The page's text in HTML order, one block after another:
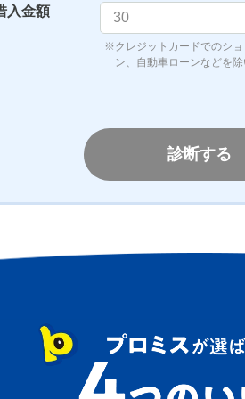
入金額
クレジットカードでのシ
ン、自動車ローンなどを
診断する